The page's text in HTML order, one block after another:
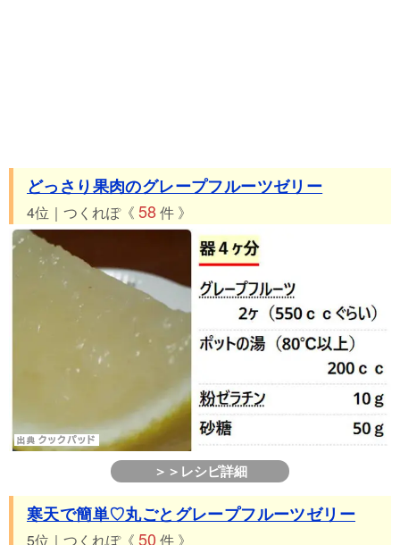
どっさり果肉のグレープフルーツゼリー
4位｜つくれぽ《 58件 》
＞＞レシピ詳細
寒天で簡単♡丸ごとグレープフルーツゼリー
5位｜つくれぽ《 50 件 》